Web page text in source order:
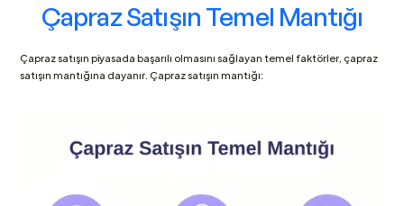
Çapraz Satışın Temel Mantığı
Çapraz satışın piyasada başarılı olmasını sağlayan temel faktörler, çapraz
satışın mantığına dayanır. Çapraz satışın mantığı: